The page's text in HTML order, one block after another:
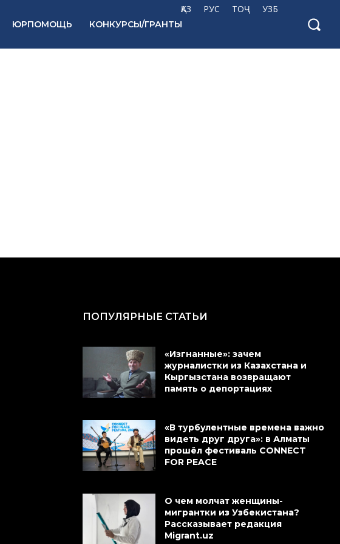
ҚАЗ РУС ТОҶ УЗБ
ЮРПОМОЩЬ КОНКУРСЫ/ГРАНТЫ
ПОПУЛЯРНЫЕ СТАТЬИ
«Изгнанные»: зачем
журналистки из Казахстана и
Кыргызстана возвращают
память о депортациях
«В турбулентные времена важно
видеть друг друга»: в Алматы
прошёл фестиваль CONNECT
FOR PEACE
О чем молчат женщины-
мигрантки из Узбекистана?
Рассказывает редакция
Migrant.uz